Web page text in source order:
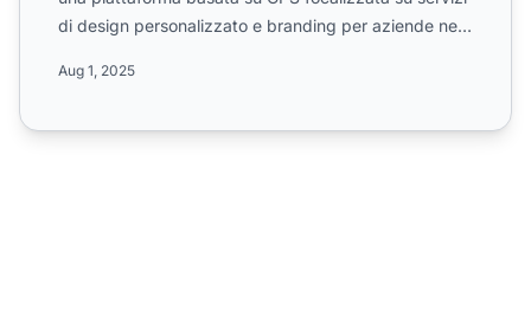
di design personalizzato e branding per aziende nel
Aug 1, 2025